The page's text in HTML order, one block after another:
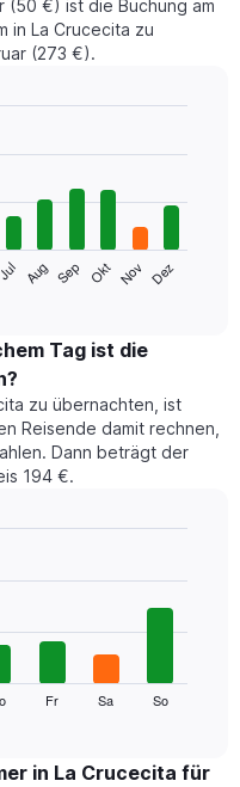
(50 €) ist die Buchung am
in La Crucecita zu
(273 €).
Jul Aug Sep Okt Nov Dez
Tag ist die
zu übernachten, ist
Reisende damit rechnen,
Dann beträgt der
194 €.
Fr Sa So
in La Crucecita für